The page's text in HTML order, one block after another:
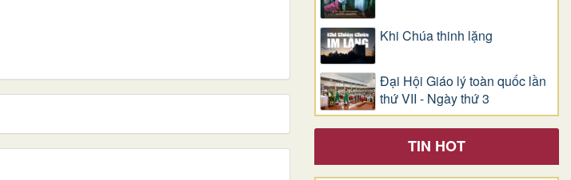
Khi Chúa thinh lặng
Đại Hội Giáo lý toàn quốc lần
thứ VII - Ngày thứ 3
TIN HOT